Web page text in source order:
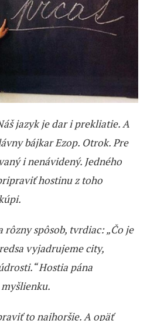
jazyk je dar i prekliatie. A
bájkar Ezop. Otrok. Pre
i nenávidený. Jedného
hostinu z toho
spôsob, tvrdiac: „Čo je
vyjadrujeme city,
Hostia pána
to najhoršie. A opäť